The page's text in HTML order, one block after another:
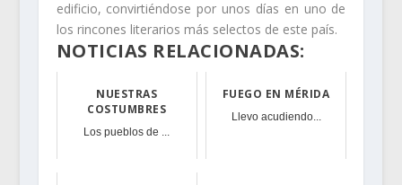
edificio, convirtiéndose por unos días en uno de
los rincones literarios más selectos de este país.
NOTICIAS RELACIONADAS:
NUESTRAS
COSTUMBRES
Los pueblos de ...
FUEGO EN MÉRIDA
Llevo acudiendo...